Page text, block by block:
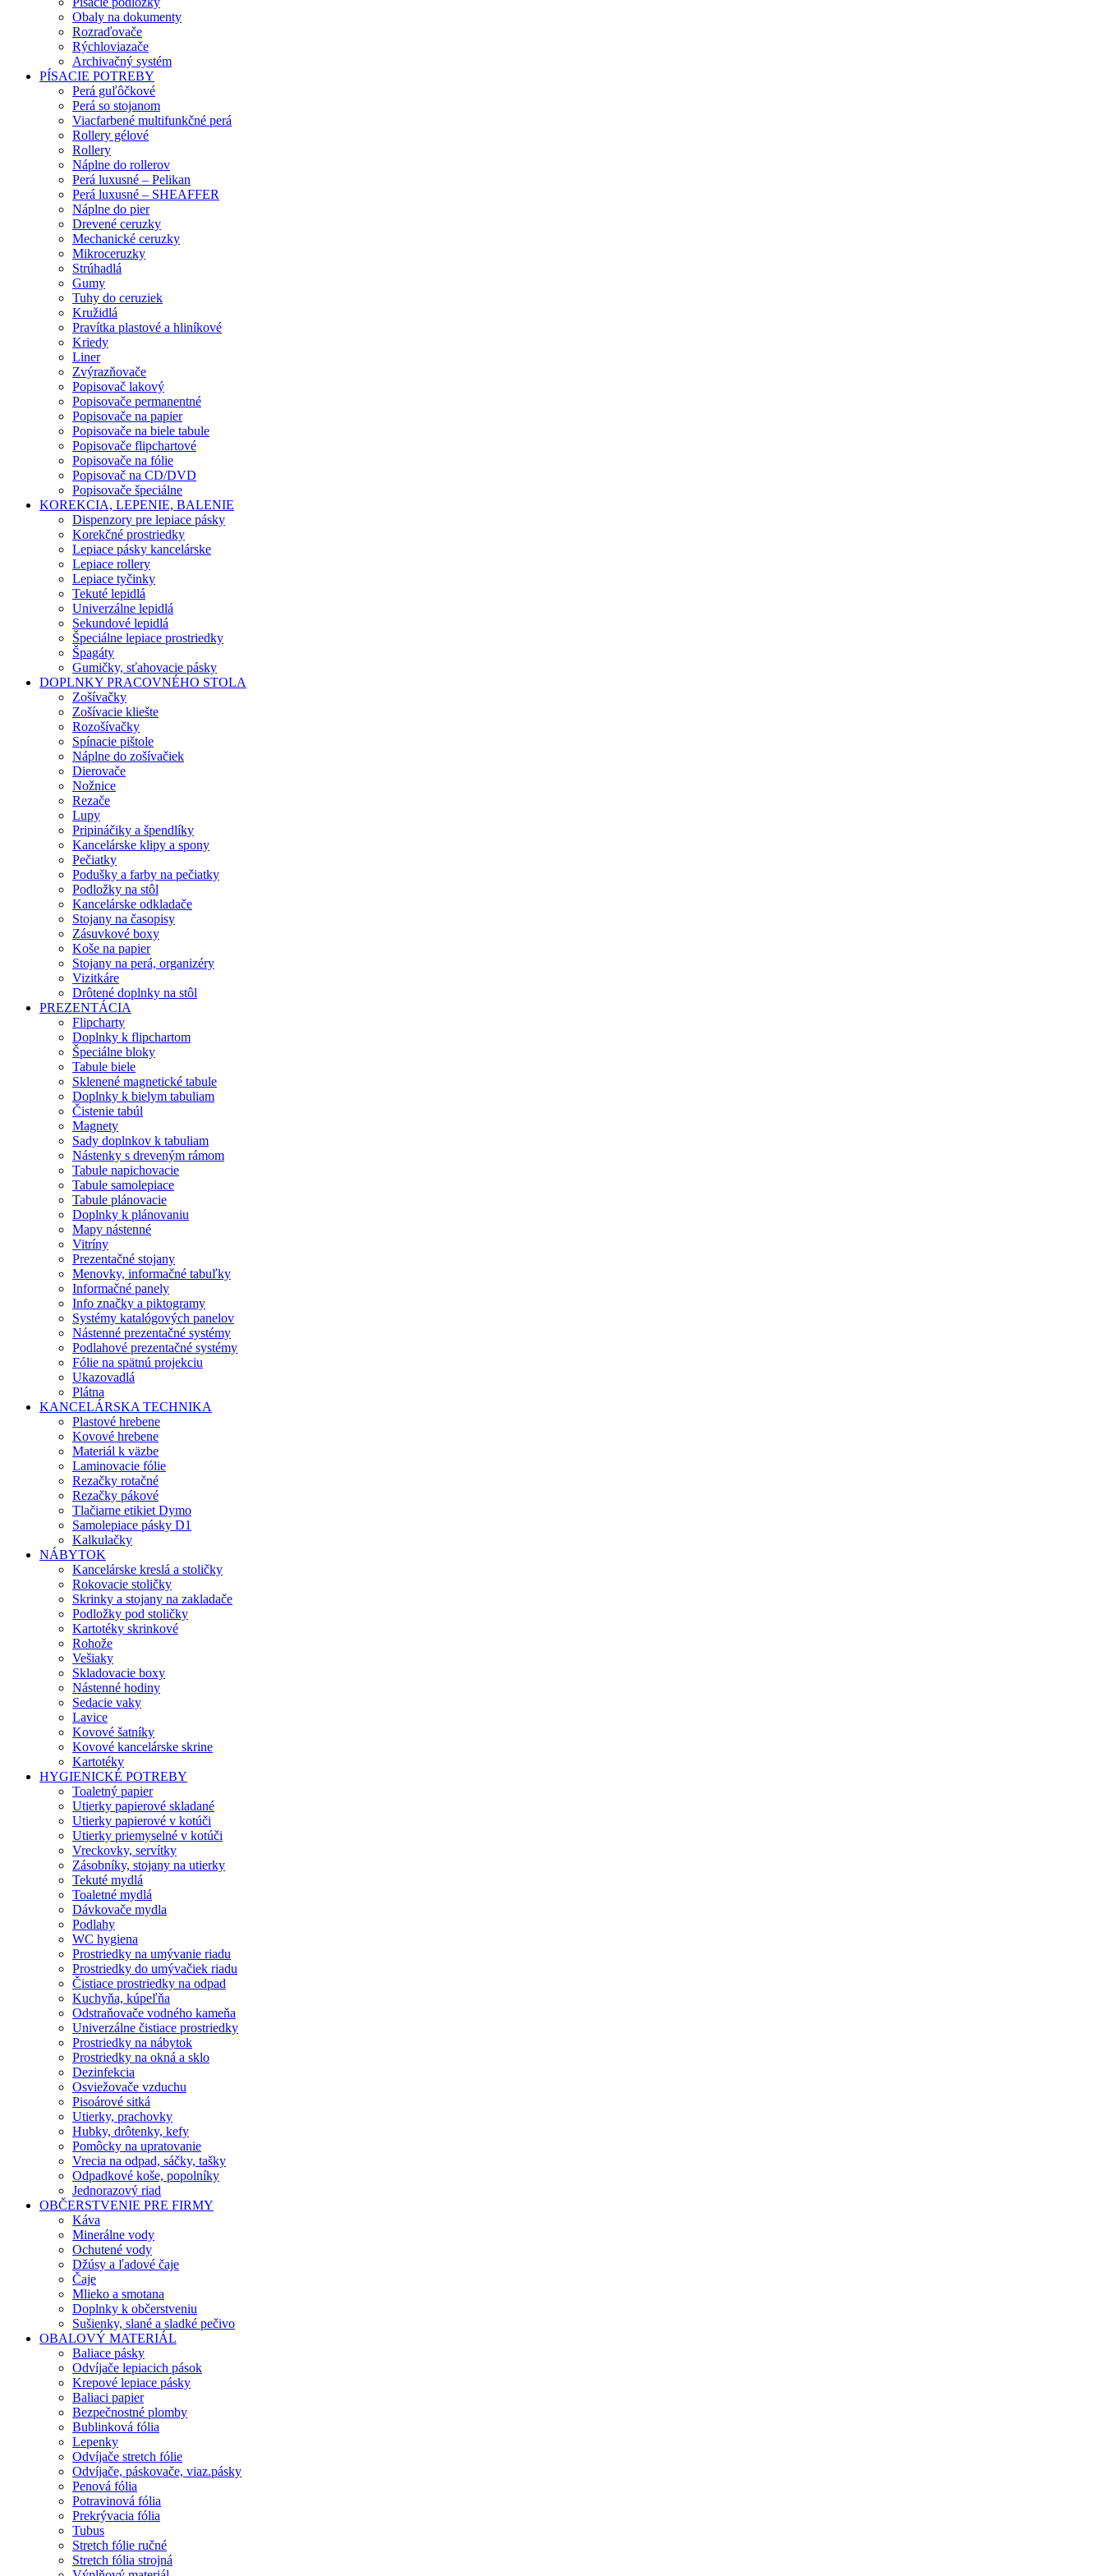
Obaly na dokumenty
Rozraďovače
Rýchloviazače
Archivačný systém
PÍSACIE POTREBY
Perá guľôčkové
Perá so stojanom
Viacfarbené multifunkčné perá
Rollery gélové
Rollery
Náplne do rollerov
Perá luxusné – Pelikan
Perá luxusné – SHEAFFER
Náplne do pier
Drevené ceruzky
Mechanické ceruzky
Mikroceruzky
Strúhadlá
Gumy
Tuhy do ceruziek
Kružidlá
Pravítka plastové a hliníkové
Kriedy
Liner
Zvýrazňovače
Popisovač lakový
Popisovače permanentné
Popisovače na papier
Popisovače na biele tabule
Popisovače flipchartové
Popisovače na fólie
Popisovač na CD/DVD
Popisovače špeciálne
KOREKCIA, LEPENIE, BALENIE
Dispenzory pre lepiace pásky
Korekčné prostriedky
Lepiace pásky kancelárske
Lepiace rollery
Lepiace tyčinky
Tekuté lepidlá
Univerzálne lepidlá
Sekundové lepidlá
Špeciálne lepiace prostriedky
Špagáty
Gumičky, sťahovacie pásky
DOPLNKY PRACOVNÉHO STOLA
Zošívačky
Zošívacie kliešte
Rozošívačky
Spínacie pištole
Náplne do zošívačiek
Dierovače
Nožnice
Rezače
Lupy
Pripináčiky a špendlíky
Kancelárske klipy a spony
Pečiatky
Podušky a farby na pečiatky
Podložky na stôl
Kancelárske odkladače
Stojany na časopisy
Zásuvkové boxy
Koše na papier
Stojany na perá, organizéry
Vizitkáre
Drôtené doplnky na stôl
PREZENTÁCIA
Flipcharty
Doplnky k flipchartom
Špeciálne bloky
Tabule biele
Sklenené magnetické tabule
Doplnky k bielym tabuliam
Čistenie tabúl
Magnety
Sady doplnkov k tabuliam
Nástenky s dreveným rámom
Tabule napichovacie
Tabule samolepiace
Tabule plánovacie
Doplnky k plánovaniu
Mapy nástenné
Vitríny
Prezentačné stojany
Menovky, informačné tabuľky
Informačné panely
Info značky a piktogramy
Systémy katalógových panelov
Nástenné prezentačné systémy
Podlahové prezentačné systémy
Fólie na spätnú projekciu
Ukazovadlá
Plátna
KANCELÁRSKA TECHNIKA
Plastové hrebene
Kovové hrebene
Materiál k väzbe
Laminovacie fólie
Rezačky rotačné
Rezačky pákové
Tlačiarne etikiet Dymo
Samolepiace pásky D1
Kalkulačky
NÁBYTOK
Kancelárske kreslá a stoličky
Rokovacie stoličky
Skrinky a stojany na zakladače
Podložky pod stoličky
Kartotéky skrinkové
Rohože
Vešiaky
Skladovacie boxy
Nástenné hodiny
Sedacie vaky
Lavice
Kovové šatníky
Kovové kancelárske skrine
Kartotéky
HYGIENICKÉ POTREBY
Toaletný papier
Utierky papierové skladané
Utierky papierové v kotúči
Utierky priemyselné v kotúči
Vreckovky, servítky
Zásobníky, stojany na utierky
Tekuté mydlá
Toaletné mydlá
Dávkovače mydla
Podlahy
WC hygiena
Prostriedky na umývanie riadu
Prostriedky do umývačiek riadu
Čistiace prostriedky na odpad
Kuchyňa, kúpeľňa
Odstraňovače vodného kameňa
Univerzálne čistiace prostriedky
Prostriedky na nábytok
Prostriedky na okná a sklo
Dezinfekcia
Osviežovače vzduchu
Pisoárové sitká
Utierky, prachovky
Hubky, drôtenky, kefy
Pomôcky na upratovanie
Vrecia na odpad, sáčky, tašky
Odpadkové koše, popolníky
Jednorazový riad
OBČERSTVENIE PRE FIRMY
Káva
Minerálne vody
Ochutené vody
Džúsy a ľadové čaje
Čaje
Mlieko a smotana
Doplnky k občerstveniu
Sušienky, slané a sladké pečivo
OBALOVÝ MATERIÁL
Baliace pásky
Odvíjače lepiacich pások
Krepové lepiace pásky
Baliaci papier
Bezpečnostné plomby
Bublinková fólia
Lepenky
Odvíjače stretch fólie
Odvíjače, páskovače, viaz.pásky
Penová fólia
Potravinová fólia
Prekrývacia fólia
Tubus
Stretch fólie ručné
Stretch fólia strojná